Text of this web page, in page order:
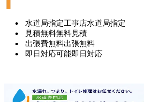
水道局指定工事店水道局指定
見積無料無料見積
出張費無料出張無料
即日対応可能即日対応